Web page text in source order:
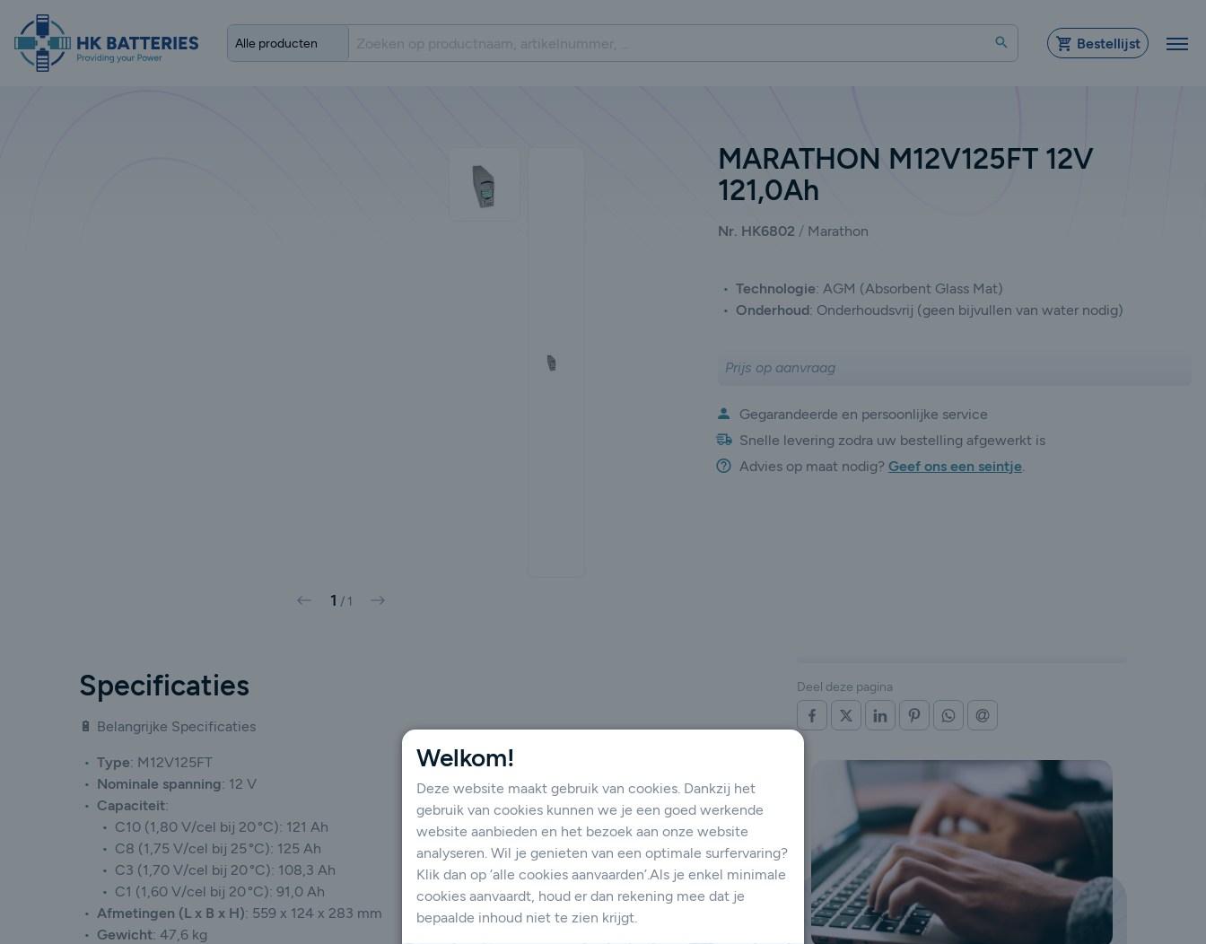
Zoeken Bestellijst
MARATHON M12V125FT 12V
121,0Ah
Nr. HK6802 Marathon
Technologie: AGM (Absorbent Glass Mat)
Onderhoud: Onderhoudsvrij (geen bijvullen van water nodig)
Prijs op aanvraag
Gegarandeerde en persoonlijke service
Snelle levering zodra uw bestelling afgewerkt is
Advies op maat nodig? Geef ons een seintje.
Vorige
1 / 1 Volgende
Specificaties
🔋 Belangrijke Specificaties
Type: M12V125FT
Nominale spanning: 12 V
Capaciteit:
C10 (1,80 V/cel bij 20 °C): 121 Ah
C8 (1,75 V/cel bij 25 °C): 125 Ah
C3 (1,70 V/cel bij 20 °C): 108,3 Ah
C1 (1,60 V/cel bij 20 °C): 91,0 Ah
Afmetingen (L x B x H): 559 x 124 x 283 mm
Gewicht: 47,6 kg
Deel deze pagina
OP FACEBOOK
OP X (TWITTER)
OP LINKEDINOP PINTERESTOP WHATSAPP
Welkom!
Deze website maakt gebruik van cookies. Dankzij het
gebruik van cookies kunnen we je een goed werkende
website aanbieden en het bezoek aan onze website
analyseren. Wil je genieten van een optimale surfervaring?
Klik dan op ‘alle cookies aanvaarden’.Als je enkel minimale
cookies aanvaardt, houd er dan rekening mee dat je
bepaalde inhoud niet te zien krijgt.